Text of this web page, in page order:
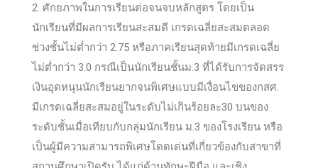
2. ศักยภาพในการเรียนต่อจนจบหลักสูตร โดยเป็น
นักเรียนที่มีผลการเรียนสะสมดี เกรดเฉลี่ยสะสมตลอด
ช่วงชั้นไม่ต่ำกว่า 2.75 หรือภาคเรียนสุดท้ายมีเกรดเฉลี่ย
ไม่ต่ำกว่า 3.0 กรณีเป็นนักเรียนชั้นม.3 ที่ได้รับการจัดสรร
เงินอุดหนุนนักเรียนยากจนพิเศษแบบมีเงื่อนไขของกสศ.
มีเกรดเฉลี่ยสะสมอยู่ในระดับไม่เกินร้อยละ30 บนของ
ระดับชั้นเมื่อเทียบกับกลุ่มนักเรียน ม.3 ของโรงเรียน หรือ
เป็นผู้มีความสามารถพิเศษโดดเด่นที่เกี่ยวข้องกับสาขาที่